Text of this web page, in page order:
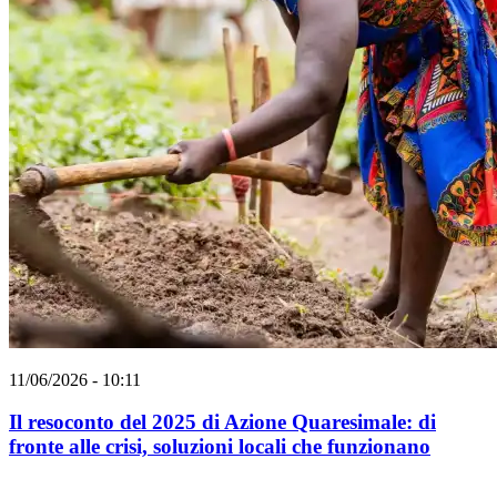
11/06/2026 - 10:11
Il resoconto del 2025 di Azione Quaresimale: di
fronte alle crisi, soluzioni locali che funzionano